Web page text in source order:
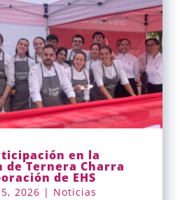
en la
de Ternera Charra
de EHS
2026 | Noticias